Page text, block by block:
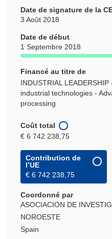
Date de signature de la
3 Août 2018
Date de début
1 Septembre 2018
Financé au titre de
INDUSTRIAL
industrial technologies -
processing
Coût total
€ 6 742 238,75
Contribution de
l’UE
€ 6 742 238,75
Coordonné par
ASOCIACION DE
NOROESTE
Spain